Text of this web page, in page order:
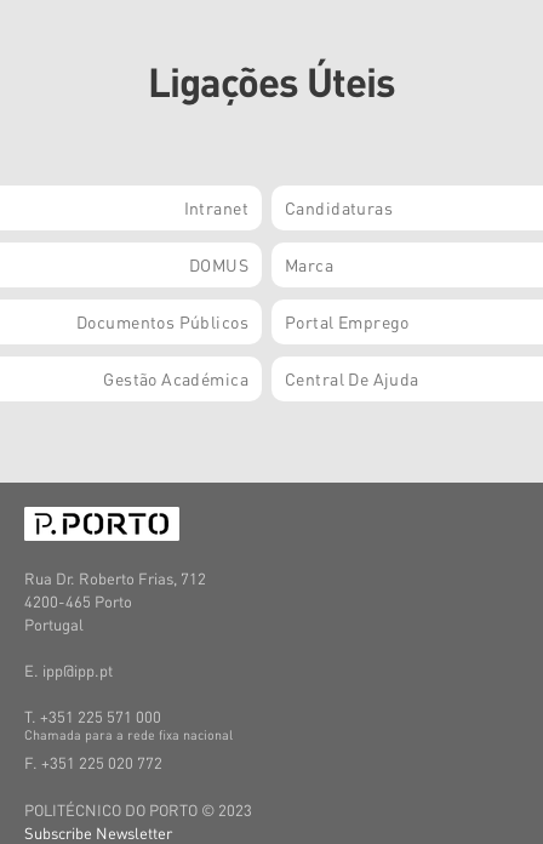
Ligações Úteis
Intranet Candidaturas
DOMUS Marca
Documentos Públicos Portal Emprego
Gestão Académica Central De Ajuda
Rua Dr. Roberto Frias, 712
4200-465 Porto
Portugal
E. ipp@ipp.pt
T. +351 225 571 000
Chamada para a rede fixa nacional
F. +351 225 020 772
POLITÉCNICO DO PORTO © 2023
Subscribe Newsletter